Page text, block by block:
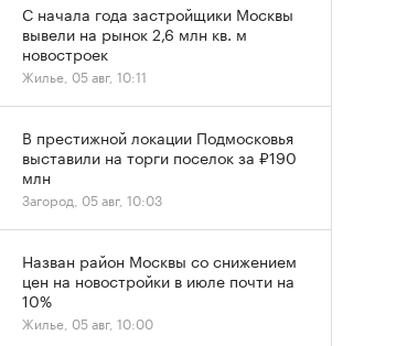
С начала года застройщики Москвы
вывели на рынок 2,6 млн кв. м
новостроек
Жилье, 05 авг, 10:11
В престижной локации Подмосковья
выставили на торги поселок за ₽190
млн
Загород, 05 авг, 10:03
Назван район Москвы со снижением
цен на новостройки в июле почти на
10%
Жилье, 05 авг, 10:00